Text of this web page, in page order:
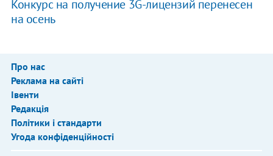
Конкурс на получение 3G-лицензий перенесен
на осень
Про нас
Реклама на сайті
Івенти
Редакція
Політики і стандарти
Угода конфіденційності